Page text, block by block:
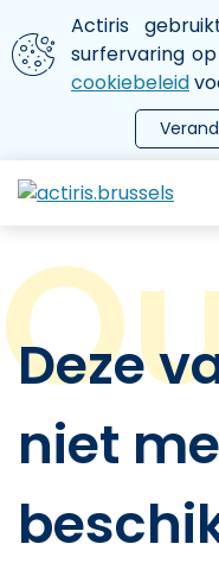
Aller au contenu
We gebruiken
Actiris
surfervaring
cookiebeleid
le menu
Deze
niet